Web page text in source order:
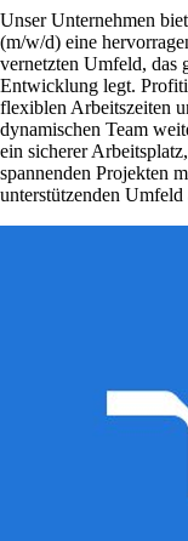
Unser Unternehmen
(m/w/d) eine
vernetzten Umfeld, das
Entwicklung legt.
flexiblen Arbeitszeiten
dynamischen Team
ein sicherer
spannenden Projekten
unterstützenden Umfeld